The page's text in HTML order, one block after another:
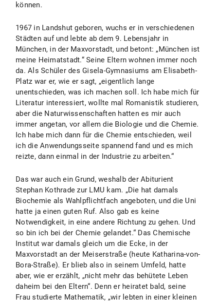
können.
1967 in Landshut geboren, wuchs er in verschiedenen
Städten auf und lebte ab dem 9. Lebensjahr in
München, in der Maxvorstadt, und betont: „München ist
meine Heimatstadt.“ Seine Eltern wohnen immer noch
da. Als Schüler des Gisela-Gymnasiums am Elisabeth-
Platz war er, wie er sagt, „eigentlich lange
unentschieden, was ich machen soll. Ich habe mich für
Literatur interessiert, wollte mal Romanistik studieren,
aber die Naturwissenschaften hatten es mir auch
immer angetan, vor allem die Biologie und die Chemie.
Ich habe mich dann für die Chemie entschieden, weil
ich die Anwendungsseite spannend fand und es mich
reizte, dann einmal in der Industrie zu arbeiten.“
Das war auch ein Grund, weshalb der Abiturient
Stephan Kothrade zur LMU kam. „Die hat damals
Biochemie als Wahlpflichtfach angeboten, und die Uni
hatte ja einen guten Ruf. Also gab es keine
Notwendigkeit, in eine andere Richtung zu gehen. Und
so bin ich bei der Chemie gelandet.“ Das Chemische
Institut war damals gleich um die Ecke, in der
Maxvorstadt an der Meiserstraße (heute Katharina-von-
Bora-Straße). Er blieb also in seinem Umfeld, hatte
aber, wie er erzählt, „nicht mehr das behütete Leben
daheim bei den Eltern“. Denn er heiratet bald, seine
Frau studierte Mathematik, „wir lebten in einer kleinen